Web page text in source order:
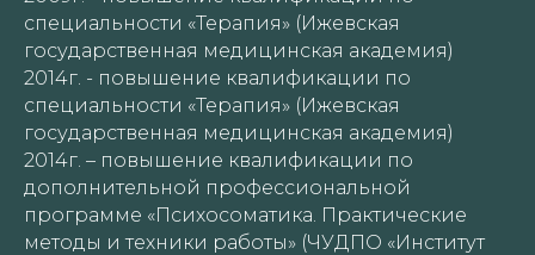
специальности «Терапия» (Ижевская
государственная медицинская академия)
2014г. - повышение квалификации по
специальности «Терапия» (Ижевская
государственная медицинская академия)
2014г. – повышение квалификации по
дополнительной профессиональной
программе «Психосоматика. Практические
методы и техники работы» (ЧУДПО «Институт